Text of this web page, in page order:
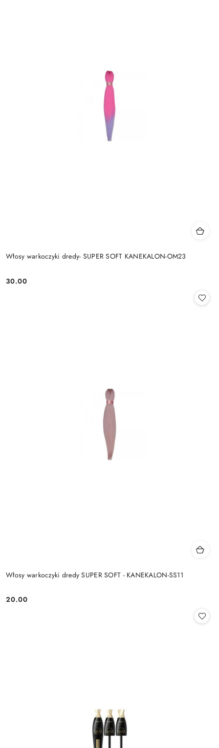
Włosy warkoczyki dredy- SUPER SOFT KANEKALON-OM23
Cena:
30.00
Włosy warkoczyki dredy SUPER SOFT - KANEKALON-SS11
Cena:
20.00